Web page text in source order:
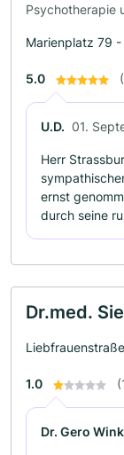
Psychotherapie
Marienplatz 79
5.0
U.D. 01.
Herr
ernst
durch seine
Dr.med.
1.0
Dr. Gero